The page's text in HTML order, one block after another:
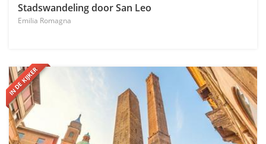
Stadswandeling door San Leo
Emilia Romagna
IN DE KIJKER